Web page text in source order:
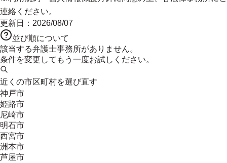
連絡ください。
更新日： 2026/08/07
並び順について
該当する弁護士事務所がありません。
条件を変更してもう一度お試しください。
近くの市区町村を選び直す
神戸市
姫路市
尼崎市
明石市
西宮市
洲本市
芦屋市